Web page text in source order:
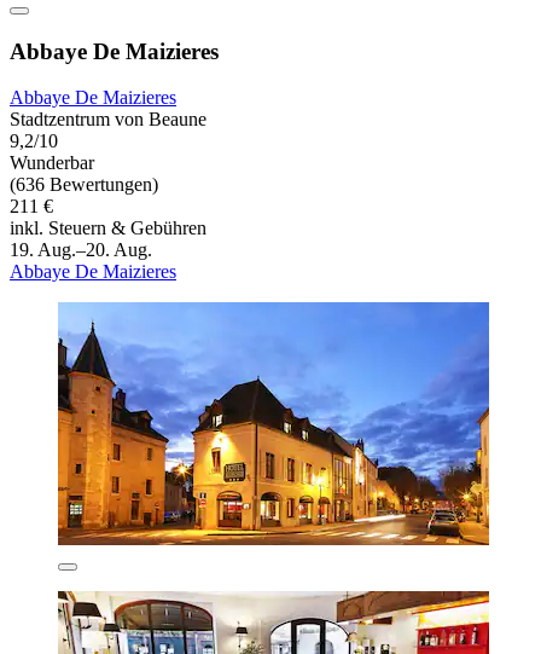
Abbaye De Maizieres
Abbaye De Maizieres
Stadtzentrum von Beaune
9,2/10
Wunderbar
(636 Bewertungen)
211 €
inkl. Steuern & Gebühren
19. Aug.–20. Aug.
Abbaye De Maizieres